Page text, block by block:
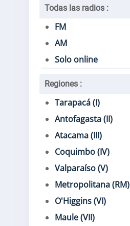
Todas las radios :
FM
AM
Solo online
Regiones :
Tarapacá (I)
Antofagasta (II)
Atacama (III)
Coquimbo (IV)
Valparaíso (V)
Metropolitana (RM)
O'Higgins (VI)
Maule (VII)